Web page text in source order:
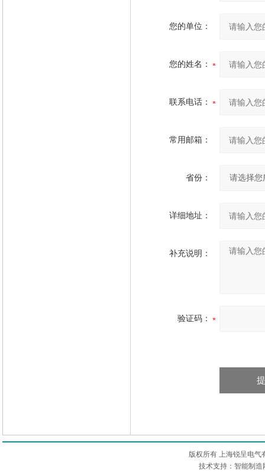
您的单位：
您的姓名：
联系电话：
常用邮箱：
省份：
详细地址：
补充说明：
验证码：
版权所有 上海锐呈电气
技术支持：智能制造